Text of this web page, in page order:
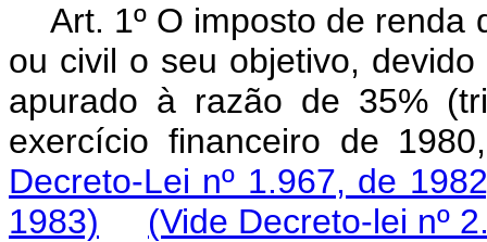
Art. 1º O imposto de
ou civil o seu objetivo,
apurado à razão de 35%
exercício financeiro de
Decreto-Lei nº 1.967, de
1983)
(Vide Decreto-lei nº